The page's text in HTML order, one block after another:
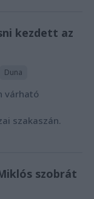
kezdett az
Duna
várható
szakaszán.
szobrát